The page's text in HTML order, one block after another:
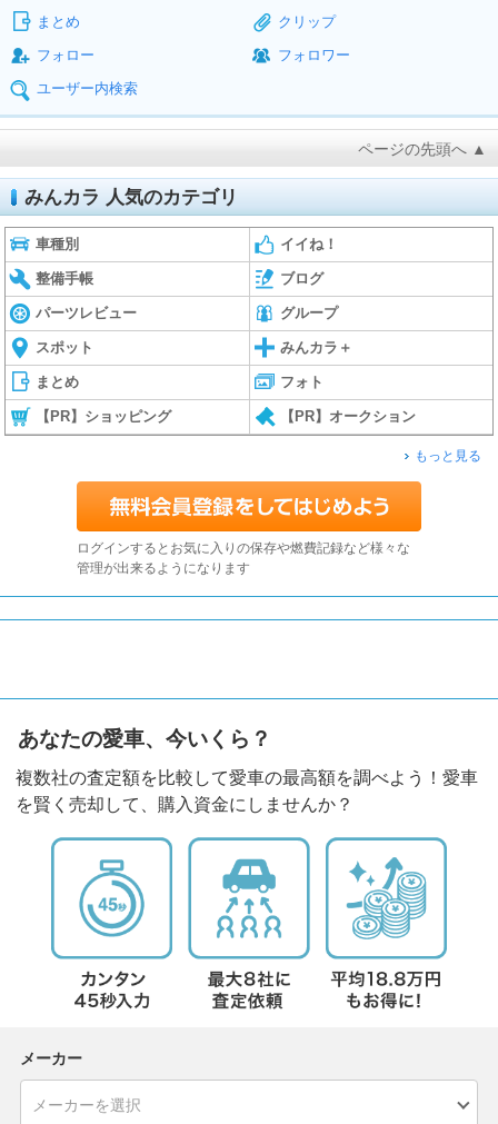
まとめ
クリップ
フォロー
フォロワー
ユーザー内検索
ページの先頭へ ▲
みんカラ 人気のカテゴリ
車種別 イイね！
整備手帳 ブログ
パーツレビュー グループ
スポット みんカラ＋
まとめ フォト
【PR】ショッピング 【PR】オークション
もっと見る
ログインするとお気に入りの保存や燃費記録など様々な
管理が出来るようになります
あなたの愛車、今いくら？
複数社の査定額を比較して愛車の最高額を調べよう！愛車
を賢く売却して、購入資金にしませんか？
メーカー